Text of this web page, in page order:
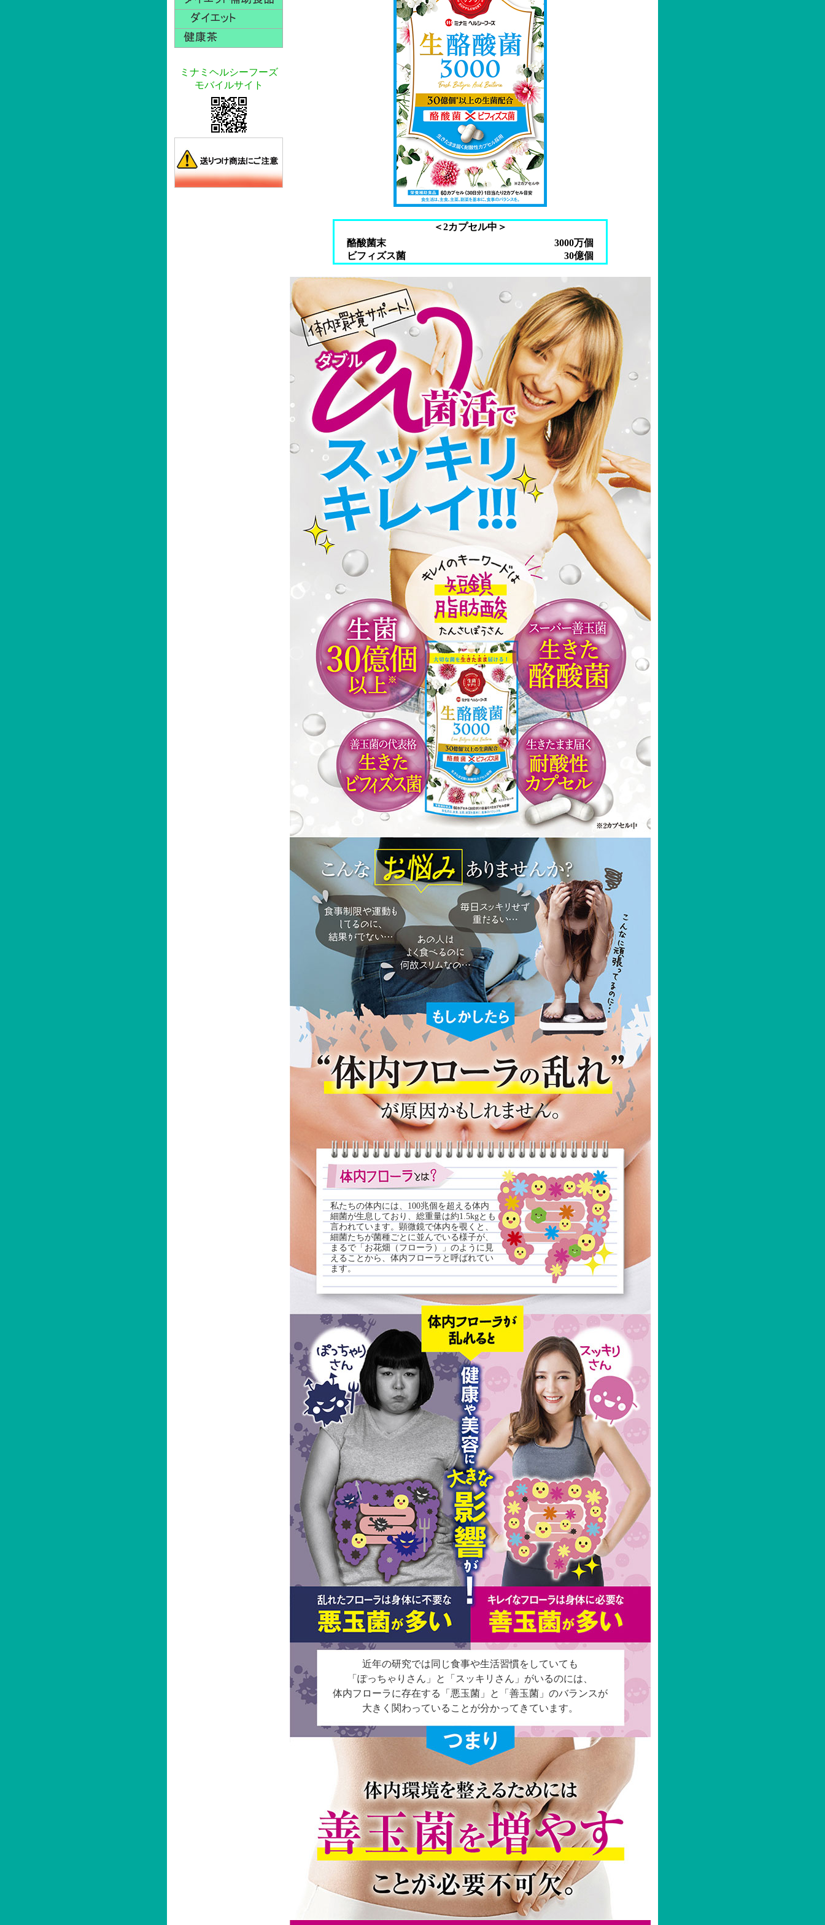
ミナミヘルシーフーズ
モバイルサイト
＜2カプセル中＞
酪酸菌末
3000万個
ビフィズス菌
30億個
私たちの体内には、100兆個を超える体内
細菌が生息しており、総重量は約1.5kgとも
言われています。顕微鏡で体内を覗くと、
細菌たちが菌種ごとに並んでいる様子が、
まるで「お花畑（フローラ）」のように見
えることから、体内フローラと呼ばれてい
ます。
近年の研究では同じ食事や生活習慣をしていても
「ぽっちゃりさん」と「スッキリさん」がいるのには、
体内フローラに存在する「悪玉菌」と「善玉菌」のバランスが
大きく関わっていることが分かってきています。